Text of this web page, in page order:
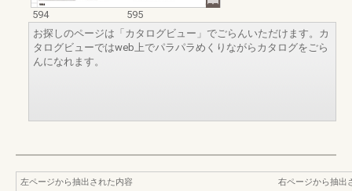
594
595
お探しのページは「カタログビュー」でごらんいただけます。カ
タログビューではweb上でパラパラめくりながらカタログをごら
んになれます。
左ページから抽出された内容
右ページから抽出